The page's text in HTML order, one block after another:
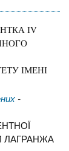
IV
ІМЕНІ
-
ЛАГРАНЖА